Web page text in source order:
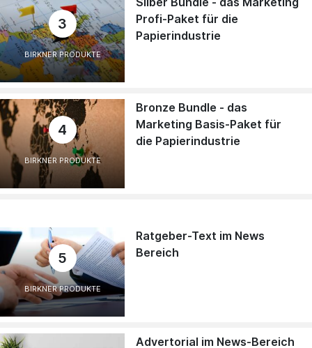
3
BIRKNER PRODUKTE
Profi-Paket für die
Papierindustrie
4
BIRKNER PRODUKTE
Bronze Bundle - das
Marketing Basis-Paket für
die Papierindustrie
5
BIRKNER PRODUKTE
Ratgeber-Text im News
Bereich
Advertorial im News-Bereich